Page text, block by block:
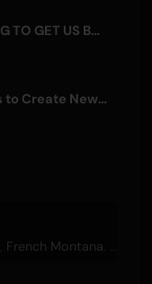
EMNW Premieres 'LOVING TO GET US BY' Music Video on August 7
Synxro Project Launches to Create New IP from Fictional Anime Openings
French Montana